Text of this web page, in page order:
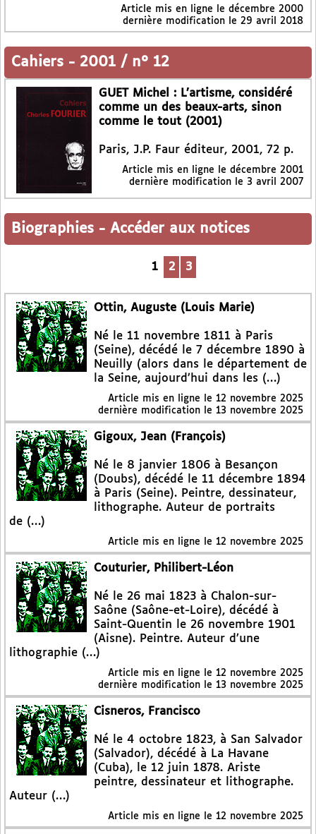
Article mis en ligne le décembre 2000
dernière modification le 29 avril 2018
Cahiers - 2001 / n° 12
GUET Michel : L’artisme, considéré
comme un des beaux-arts, sinon
comme le tout (2001)
Paris, J.P. Faur éditeur, 2001, 72 p.
Article mis en ligne le décembre 2001
dernière modification le 3 avril 2007
Biographies - Accéder aux notices
1 2 3
Ottin, Auguste (Louis Marie)
Né le 11 novembre 1811 à Paris
(Seine), décédé le 7 décembre 1890 à
Neuilly (alors dans le département de
la Seine, aujourd’hui dans les (…)
Article mis en ligne le 12 novembre 2025
dernière modification le 13 novembre 2025
Gigoux, Jean (François)
Né le 8 janvier 1806 à Besançon
(Doubs), décédé le 11 décembre 1894
à Paris (Seine). Peintre, dessinateur,
lithographe. Auteur de portraits
de (…)
Article mis en ligne le 12 novembre 2025
Couturier, Philibert-Léon
Né le 26 mai 1823 à Chalon-sur-
Saône (Saône-et-Loire), décédé à
Saint-Quentin le 26 novembre 1901
(Aisne). Peintre. Auteur d’une
lithographie (…)
Article mis en ligne le 12 novembre 2025
dernière modification le 13 novembre 2025
Cisneros, Francisco
Né le 4 octobre 1823, à San Salvador
(Salvador), décédé à La Havane
(Cuba), le 12 juin 1878. Ariste
peintre, dessinateur et lithographe.
Auteur (…)
Article mis en ligne le 12 novembre 2025